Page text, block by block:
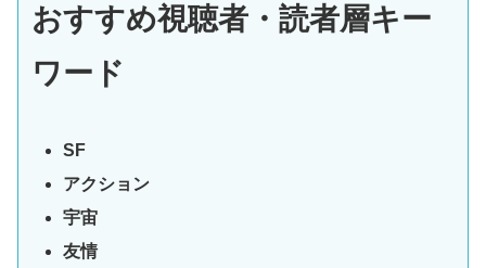
おすすめ視聴者・読者層キー
ワード
SF
アクション
宇宙
友情